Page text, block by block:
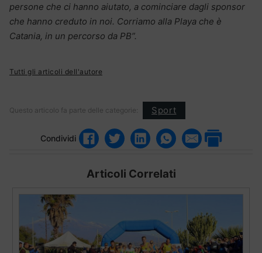
persone che ci hanno aiutato, a cominciare dagli sponsor
che hanno creduto in noi. Corriamo alla Playa che è
Catania, in un percorso da PB”.
Tutti gli articoli dell'autore
Questo articolo fa parte delle categorie: Sport
Condividi
Articoli Correlati